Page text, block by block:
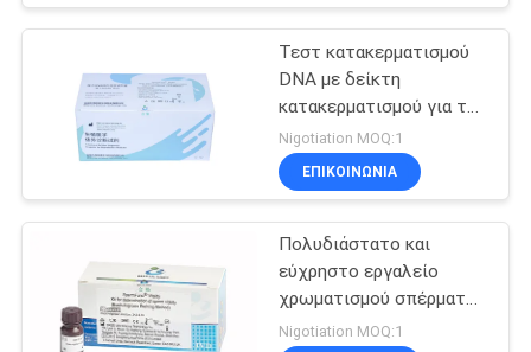
σπερματοζωαρίων
AMH CLIA Kit
Τεστ κατακερματισμού
DNA με δείκτη
κατακερματισμού για το
εργαστήριο ανδρολογίας
Nigotiation MOQ:1
ΕΠΙΚΟΙΝΩΝΊΑ
Πολυδιάστατο και
εύχρηστο εργαλείο
χρωματισμού σπέρματος
για την προετοιμασία
Nigotiation MOQ:1